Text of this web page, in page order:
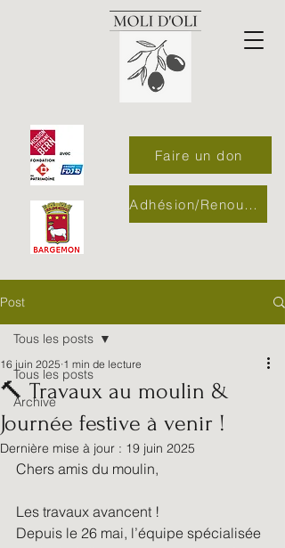
Adhésion/Renouvellement
Faire un don
Post
Tous les posts
Archive
Tous les posts
🔨 Travaux au moulin &
Journée festive à venir !
16 juin 2025 1 min de lecture
Dernière mise à jour : 19 juin 2025
Chers amis du moulin,
Les travaux avancent !
Depuis le 26 mai, l’équipe spécialisée